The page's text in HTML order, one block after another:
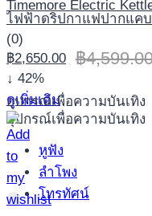
อุปกรณ์เพื่อความบันเทิง
อุปกรณ์เพื่อความบันเทิง
หูฟัง
ลำโพง
โทรทัศน์
Timemore Electric
ไฟฟ้าดริปกาแฟปากแคบ
(0)
฿
฿2,650.00
↓ 42%
ดูเพิ่มเติม